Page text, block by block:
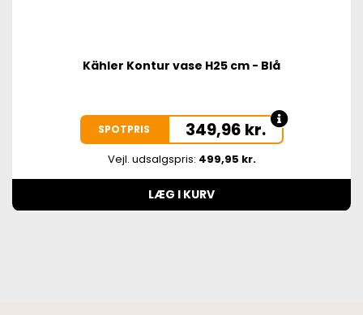
Kähler Kontur vase H25 cm - Blå
SPOTPRIS 349,96 kr.
Vejl. udsalgspris: 499,95 kr.
LÆG I KURV